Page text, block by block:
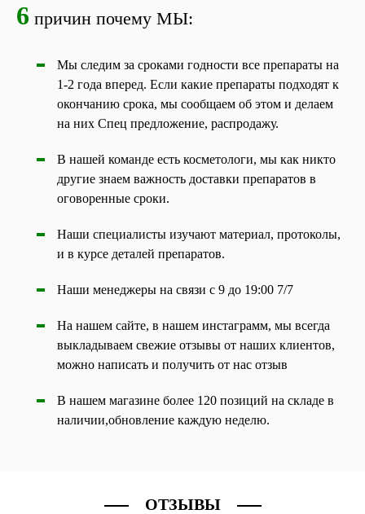
6 причин почему МЫ:
Мы следим за сроками годности все препараты на
1-2 года вперед. Если какие препараты подходят к
окончанию срока, мы сообщаем об этом и делаем
на них Спец предложение, распродажу.
В нашей команде есть косметологи, мы как никто
другие знаем важность доставки препаратов в
оговоренные сроки.
Наши специалисты изучают материал, протоколы,
и в курсе деталей препаратов.
Наши менеджеры на связи с 9 до 19:00 7/7
На нашем сайте, в нашем инстаграмм, мы всегда
выкладываем свежие отзывы от наших клиентов,
можно написать и получить от нас отзыв
В нашем магазине более 120 позиций на складе в
наличии,обновление каждую неделю.
ОТЗЫВЫ